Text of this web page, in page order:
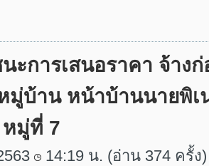
ะการเสนอราคา จ้าง
มู่บ้าน หน้าบ้านนายพิเ
มู่ที่ 7
14:19 น. (อ่าน 374 ครั้ง)